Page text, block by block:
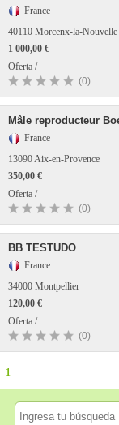
France
40110 Morcenx-la-Nouvelle
1 000,00 €
Oferta /
(0)
Mâle reproducteur
France
13090 Aix-en-Provence
350,00 €
Oferta /
(0)
BB TESTUDO
France
34000 Montpellier
120,00 €
Oferta /
(0)
1